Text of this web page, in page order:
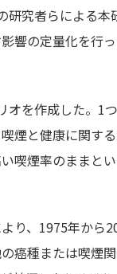
研究者らによる
響の定量化を行っ
オを作成した。1
煙と健康に関す
喫煙率のままと
り、1975年から
癌種または喫煙